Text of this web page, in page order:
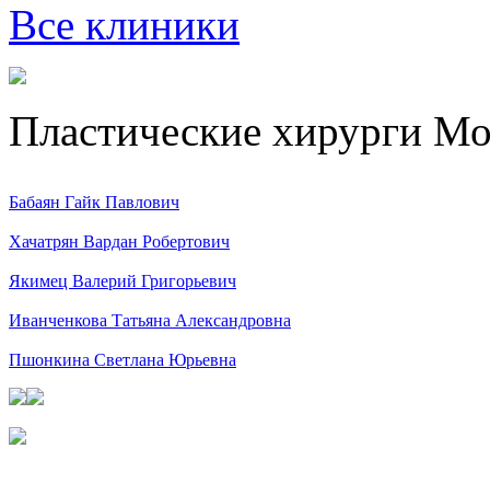
Все клиники
Пластические хирурги
Бабаян Гайк Павлович
Хачатрян Вардан Робертович
Якимец Валерий Григорьевич
Иванченкова Татьяна Александровна
Пшонкина Светлана Юрьевна